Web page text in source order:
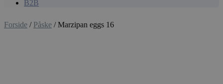
B2B
Forside / Påske / Marzipan eggs 16